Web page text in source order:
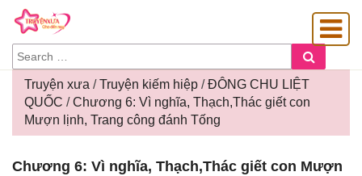
SEARCH
FOR:
GIA
Truyện xưa /Truyện kiếm hiệp /ĐÔNG CHU LIỆT
QUỐC /Chương 6: Vì nghĩa, Thạch,Thác giết con
Mượn lịnh, Trang công đánh Tống
6:
Chương 6: Vì nghĩa, Thạch,Thác giết con Mượn